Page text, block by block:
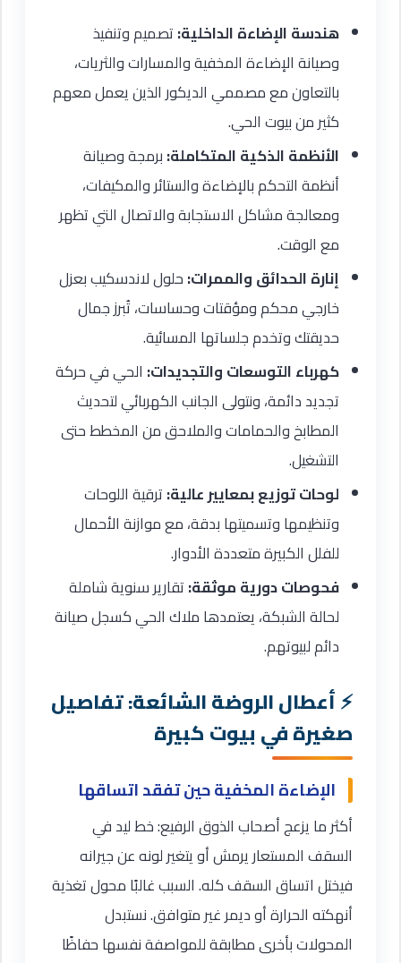
هندسة الإضاءة الداخلية: تصميم وتنفيذ
وصيانة الإضاءة المخفية والمسارات والثريات،
بالتعاون مع مصممي الديكور الذين يعمل معهم
كثير من بيوت الحي.
الأنظمة الذكية المتكاملة: برمجة وصيانة
أنظمة التحكم بالإضاءة والستائر والمكيفات،
ومعالجة مشاكل الاستجابة والاتصال التي تظهر
مع الوقت.
إنارة الحدائق والممرات: حلول لاندسكيب بعزل
خارجي محكم ومؤقتات وحساسات، تُبرز جمال
حديقتك وتخدم جلساتها المسائية.
كهرباء التوسعات والتجديدات: الحي في حركة
تجديد دائمة، ونتولى الجانب الكهربائي لتحديث
المطابخ والحمامات والملاحق من المخطط حتى
التشغيل.
لوحات توزيع بمعايير عالية: ترقية اللوحات
وتنظيمها وتسميتها بدقة، مع موازنة الأحمال
للفلل الكبيرة متعددة الأدوار.
فحوصات دورية موثقة: تقارير سنوية شاملة
لحالة الشبكة، يعتمدها ملاك الحي كسجل صيانة
دائم لبيوتهم.
أعطال الروضة الشائعة: تفاصيل
صغيرة في بيوت كبيرة
الإضاءة المخفية حين تفقد اتساقها
أكثر ما يزعج أصحاب الذوق الرفيع: خط ليد في
السقف المستعار يرمش أو يتغير لونه عن جيرانه
فيختل اتساق السقف كله. السبب غالبًا محول تغذية
أنهكته الحرارة أو ديمر غير متوافق. نستبدل
المحولات بأخرى مطابقة للمواصفة نفسها حفاظًا